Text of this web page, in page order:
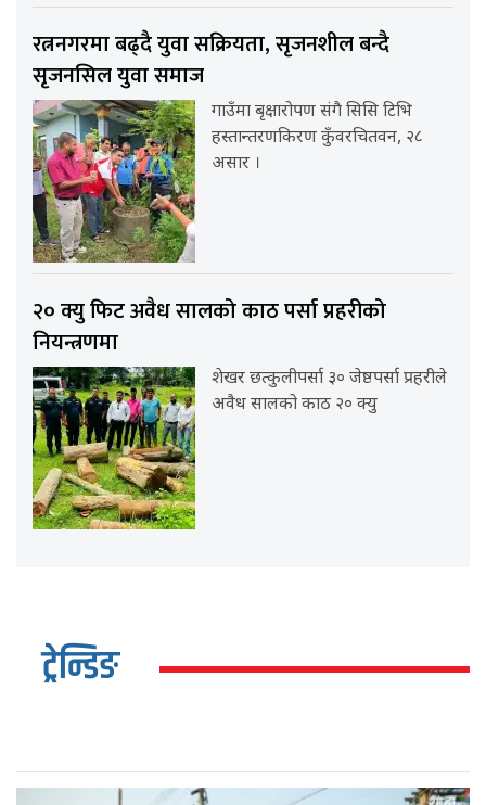
रत्ननगरमा बढ्दै युवा सक्रियता, सृजनशील बन्दै
सृजनसिल युवा समाज
गाउँमा बृक्षारोपण संगै सिसि टिभि
हस्तान्तरणकिरण कुँवरचितवन, २८
असार ।
२० क्यु फिट अवैध सालको काठ पर्सा प्रहरीको
नियन्त्रणमा
शेखर छत्कुलीपर्सा ३० जेष्ठपर्सा प्रहरीले
अवैध सालको काठ २० क्यु
ट्रेन्डिङ